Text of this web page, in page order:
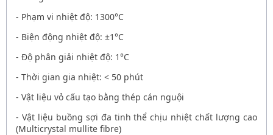
- Phạm vi nhiệt độ: 1300°C
- Biện động nhiệt độ: ±1°C
- Độ phân giải nhiệt độ: 1°C
- Thời gian gia nhiệt: < 50 phút
- Vật liệu vỏ cấu tạo bằng thép cán nguội
- Vật liệu buồng sợi đa tinh thể chịu nhiệt chất lượng cao
(Multicrystal mullite fibre)